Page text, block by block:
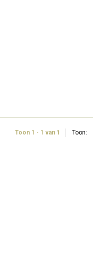
Toon 1 - 1 van 1 Toon: